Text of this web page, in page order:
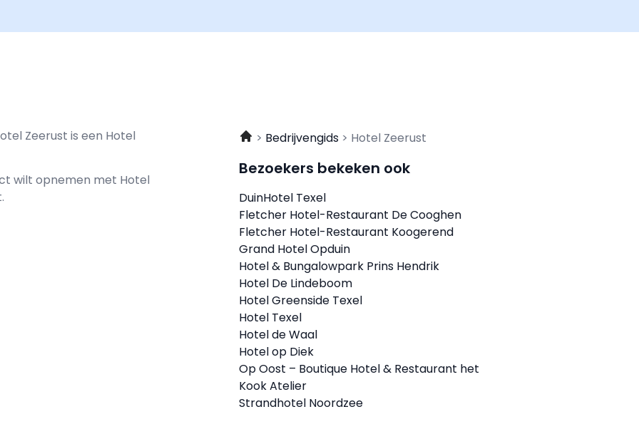
Zeerust is een Hotel
wilt opnemen met Hotel
Bedrijvengids Hotel Zeerust
Bezoekers bekeken ook
DuinHotel Texel
Fletcher Hotel-Restaurant De Cooghen
Fletcher Hotel-Restaurant Koogerend
Grand Hotel Opduin
Hotel & Bungalowpark Prins Hendrik
Hotel De Lindeboom
Hotel Greenside Texel
Hotel Texel
Hotel de Waal
Hotel op Diek
Op Oost – Boutique Hotel & Restaurant het
Kook Atelier
Strandhotel Noordzee